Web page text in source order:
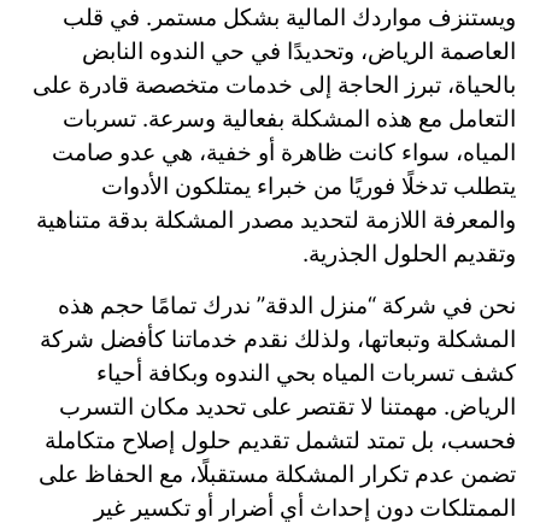
ويستنزف مواردك المالية بشكل مستمر. في قلب
العاصمة الرياض، وتحديدًا في حي الندوه النابض
بالحياة، تبرز الحاجة إلى خدمات متخصصة قادرة على
التعامل مع هذه المشكلة بفعالية وسرعة. تسربات
المياه، سواء كانت ظاهرة أو خفية، هي عدو صامت
يتطلب تدخلًا فوريًا من خبراء يمتلكون الأدوات
والمعرفة اللازمة لتحديد مصدر المشكلة بدقة متناهية
وتقديم الحلول الجذرية.
نحن في شركة “منزل الدقة” ندرك تمامًا حجم هذه
المشكلة وتبعاتها، ولذلك نقدم خدماتنا كأفضل شركة
كشف تسربات المياه بحي الندوه وبكافة أحياء
الرياض. مهمتنا لا تقتصر على تحديد مكان التسرب
فحسب، بل تمتد لتشمل تقديم حلول إصلاح متكاملة
تضمن عدم تكرار المشكلة مستقبلًا، مع الحفاظ على
الممتلكات دون إحداث أي أضرار أو تكسير غير